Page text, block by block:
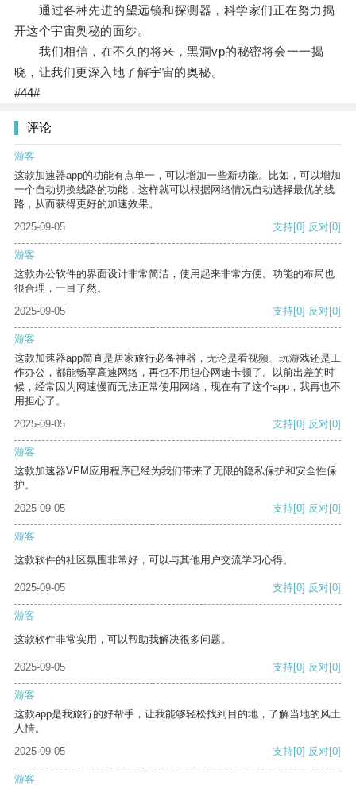
通过各种先进的望远镜和探测器，科学家们正在努力揭
开这个宇宙奥秘的面纱。
我们相信，在不久的将来，黑洞vp的秘密将会一一揭
晓，让我们更深入地了解宇宙的奥秘。
#44#
评论
游客
这款加速器app的功能有点单一，可以增加一些新功能。比如，可以增加
一个自动切换线路的功能，这样就可以根据网络情况自动选择最优的线
路，从而获得更好的加速效果。
2025-09-05
支持[0] 反对[0]
游客
这款办公软件的界面设计非常简洁，使用起来非常方便。功能的布局也
很合理，一目了然。
2025-09-05
支持[0] 反对[0]
游客
这款加速器app简直是居家旅行必备神器，无论是看视频、玩游戏还是工
作办公，都能畅享高速网络，再也不用担心网速卡顿了。以前出差的时
候，经常因为网速慢而无法正常使用网络，现在有了这个app，我再也不
用担心了。
2025-09-05
支持[0] 反对[0]
游客
这款加速器VPM应用程序已经为我们带来了无限的隐私保护和安全性保
护。
2025-09-05
支持[0] 反对[0]
游客
这款软件的社区氛围非常好，可以与其他用户交流学习心得。
2025-09-05 支持[0] 反对[0]
游客
这款软件非常实用，可以帮助我解决很多问题。
2025-09-05 支持[0] 反对[0]
游客
这款app是我旅行的好帮手，让我能够轻松找到目的地，了解当地的风土
人情。
2025-09-05
支持[0] 反对[0]
游客